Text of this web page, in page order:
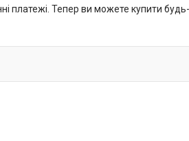
платежі. Тепер ви можете купити